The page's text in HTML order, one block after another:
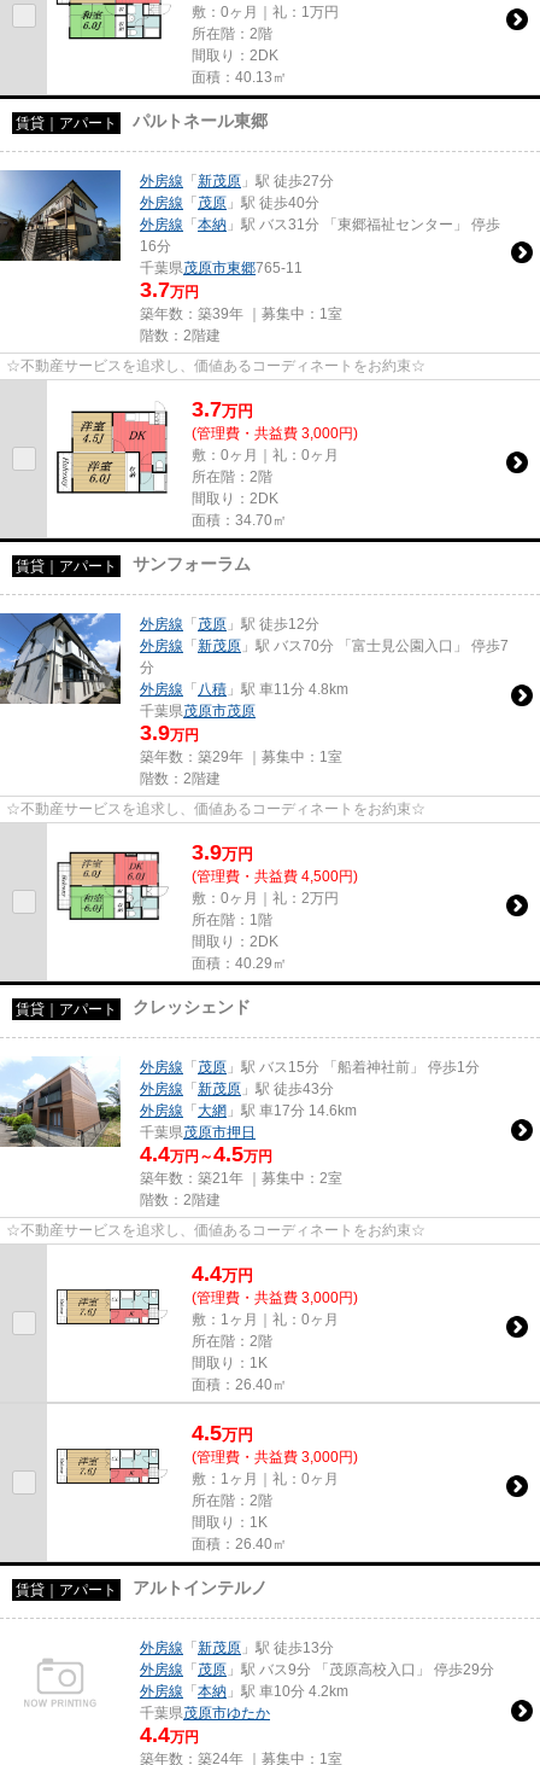
敷：0ヶ月｜礼：1万円
所在階：2階
間取り：2DK
面積：40.13㎡
賃貸｜アパート パルトネール東郷
外房線 「新茂原 」駅 徒歩27分
外房線 「茂原 」駅 徒歩40分
外房線 「本納 」駅 バス31分 「東郷福祉センター」 停歩
16分
千葉県茂原市東郷765-11
3.7万円
築年数：築39年 ｜募集中： 1室
階数：2階建
☆不動産サービスを追求し、価値あるコーディネートをお約束☆
3.7万円
(管理費・共益費 3,000円)
敷：0ヶ月｜礼：0ヶ月
所在階：2階
間取り：2DK
面積：34.70㎡
賃貸｜アパート サンフォーラム
外房線 「茂原 」駅 徒歩12分
外房線 「新茂原 」駅 バス70分 「富士見公園入口」 停歩7
分
外房線 「 八積 」駅 車11分 4.8km
千葉県茂原市茂原
3.9万円
築年数：築29年 ｜募集中： 1室
階数：2階建
☆不動産サービスを追求し、価値あるコーディネートをお約束☆
3.9万円
(管理費・共益費 4,500円)
敷：0ヶ月｜礼：2万円
所在階：1階
間取り：2DK
面積：40.29㎡
賃貸｜アパート クレッシェンド
外房線 「茂原 」駅 バス15分 「船着神社前」 停歩1分
外房線 「新茂原 」駅 徒歩43分
外房線 「大網 」駅 車17分 14.6km
千葉県茂原市押日
4.4万円～4.5万円
築年数：築21年 ｜募集中： 2室
階数：2階建
☆不動産サービスを追求し、価値あるコーディネートをお約束☆
4.4万円
(管理費・共益費 3,000円)
敷：1ヶ月｜礼：0ヶ月
所在階：2階
間取り：1K
面積：26.40㎡
4.5万円
(管理費・共益費 3,000円)
敷：1ヶ月｜礼：0ヶ月
所在階：2階
間取り：1K
面積：26.40㎡
賃貸｜アパート アルトインテルノ
外房線 「新茂原 」駅 徒歩13分
外房線 「茂原 」駅 バス9分 「茂原高校入口」 停歩29分
外房線 「本納 」駅 車10分 4.2km
千葉県茂原市ゆたか
4.4万円
築年数：築24年 ｜募集中： 1室